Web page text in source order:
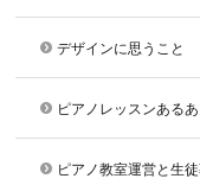
デザインに思うこと
ピアノレッスンある
ピアノ教室運営と生